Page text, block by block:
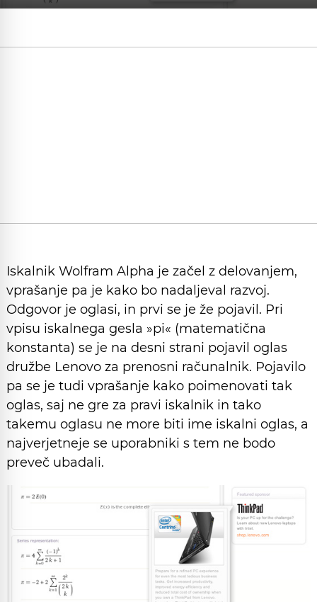
Iskalnik Wolfram Alpha je začel z delovanjem,
vprašanje pa je kako bo nadaljeval razvoj.
Odgovor je oglasi, in prvi se je že pojavil. Pri
vpisu iskalnega gesla »pi« (matematična
konstanta) se je na desni strani pojavil oglas
družbe Lenovo za prenosni računalnik. Pojavilo
pa se je tudi vprašanje kako poimenovati tak
oglas, saj ne gre za pravi iskalnik in tako
takemu oglasu ne more biti ime iskalni oglas, a
najverjetneje se uporabniki s tem ne bodo
preveč ubadali.